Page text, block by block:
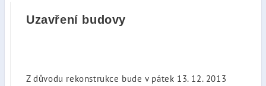
Uzavření budovy
Z důvodu rekonstrukce bude v pátek 13. 12. 2013